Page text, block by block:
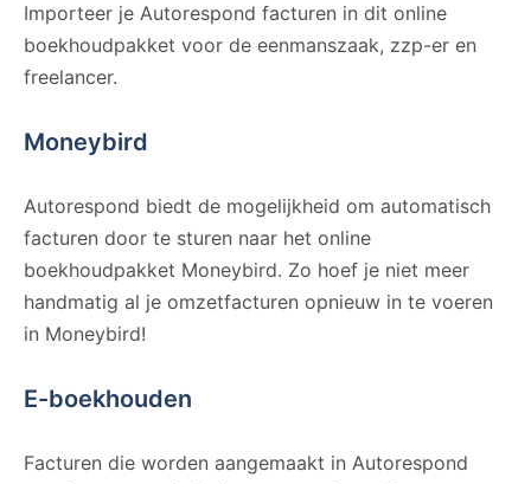
Importeer je Autorespond facturen in dit online
boekhoudpakket voor de eenmanszaak, zzp-er en
freelancer.
Moneybird
Autorespond biedt de mogelijkheid om automatisch
facturen door te sturen naar het online
boekhoudpakket Moneybird. Zo hoef je niet meer
handmatig al je omzetfacturen opnieuw in te voeren
in Moneybird!
E-boekhouden
Facturen die worden aangemaakt in Autorespond